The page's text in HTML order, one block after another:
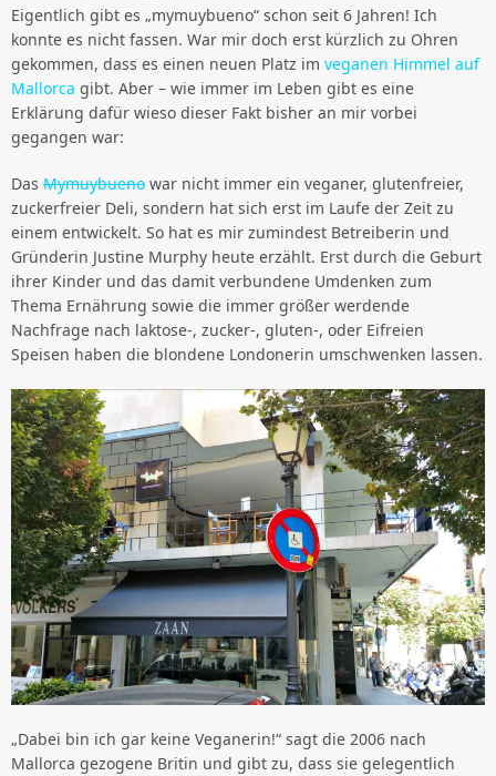
Eigentlich gibt es „mymuybueno“ schon seit 6 Jahren! Ich
konnte es nicht fassen. War mir doch erst kürzlich zu Ohren
gekommen, dass es einen neuen Platz im veganen Himmel auf
Mallorca gibt. Aber – wie immer im Leben gibt es eine
Erklärung dafür wieso dieser Fakt bisher an mir vorbei
gegangen war:
Das Mymuybueno war nicht immer ein veganer, glutenfreier,
zuckerfreier Deli, sondern hat sich erst im Laufe der Zeit zu
einem entwickelt. So hat es mir zumindest Betreiberin und
Gründerin Justine Murphy heute erzählt. Erst durch die Geburt
ihrer Kinder und das damit verbundene Umdenken zum
Thema Ernährung sowie die immer größer werdende
Nachfrage nach laktose-, zucker-, gluten-, oder Eifreien
Speisen haben die blondene Londonerin umschwenken lassen.
„Dabei bin ich gar keine Veganerin!“ sagt die 2006 nach
Mallorca gezogene Britin und gibt zu, dass sie gelegentlich